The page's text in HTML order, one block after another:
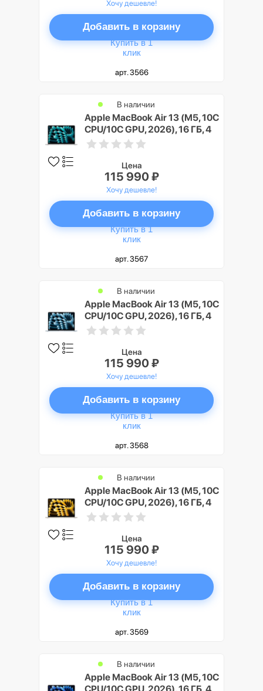
Хочу дешевле!
Добавить в корзину
Купить в 1
клик
арт. 3566
Apple MacBook Air 13 (M5, 10C
CPU/10C GPU, 2026), 16 ГБ, 4
ТБ SSD, Cеребристый (Silver)
В наличии
Цена
115 990 ₽
Хочу дешевле!
Добавить в корзину
Купить в 1
клик
арт. 3567
Apple MacBook Air 13 (M5, 10C
CPU/10C GPU, 2026), 16 ГБ, 4
ТБ SSD, Небесно-голубой
В наличии
Цена
115 990 ₽
Хочу дешевле!
Добавить в корзину
Купить в 1
клик
арт. 3568
Apple MacBook Air 13 (M5, 10C
CPU/10C GPU, 2026), 16 ГБ, 4
ТБ SSD, Сияющая звезда
В наличии
Цена
115 990 ₽
Хочу дешевле!
Добавить в корзину
Купить в 1
клик
арт. 3569
Apple MacBook Air 13 (M5, 10C
В наличии